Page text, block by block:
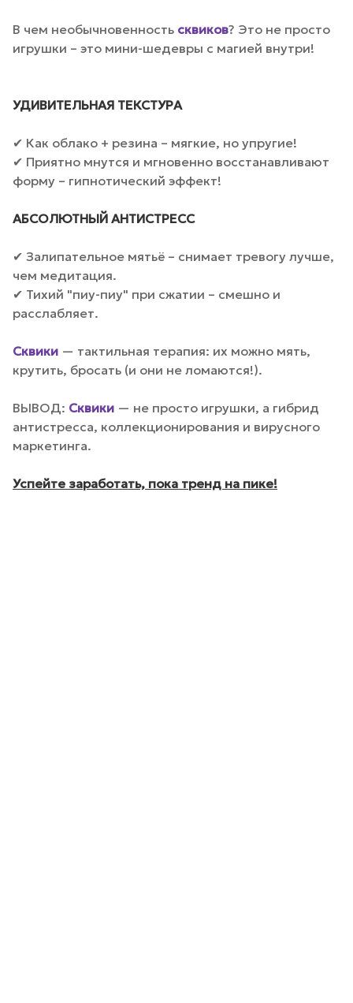
В чем необычновенность сквиков? Это не просто
игрушки – это мини-шедевры с магией внутри!
УДИВИТЕЛЬНАЯ ТЕКСТУРА
✔ Как облако + резина – мягкие, но упругие!
✔ Приятно мнутся и мгновенно восстанавливают
форму – гипнотический эффект!
АБСОЛЮТНЫЙ АНТИСТРЕСС
✔ Залипательное мятьё – снимает тревогу лучше,
чем медитация.
✔ Тихий "пиу-пиу" при сжатии – смешно и
расслабляет.
Сквики — тактильная терапия: их можно мять,
крутить, бросать (и они не ломаются!).
ВЫВОД: Сквики — не просто игрушки, а гибрид
антистресса, коллекционирования и вирусного
маркетинга.
Успейте заработать, пока тренд на пике!